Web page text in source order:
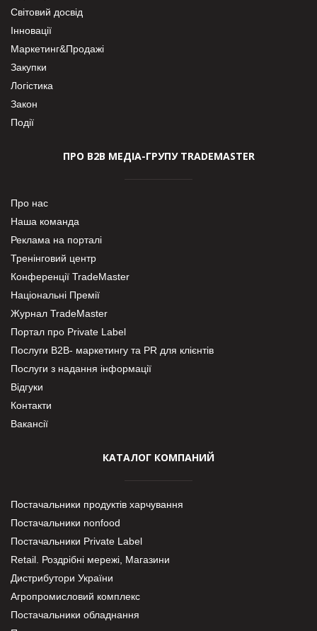
Світовий досвід
Інновації
Маркетинг&Продажі
Закупки
Логістика
Закон
Події
ПРО В2В МЕДІА-ГРУПУ TRADEMASTER
Про нас
Наша команда
Реклама на порталі
Тренінговий центр
Конференції TradeMaster
Національні Премії
Журнал TradeMaster
Портал про Private Label
Послуги В2В- маркетингу та PR для клієнтів
Послуги з надання інформації
Відгуки
Контакти
Вакансії
КАТАЛОГ КОМПАНИЙ
Постачальники продуктів харчування
Постачальники nonfood
Постачальники Private Label
Retail. Роздрібні мережі, Магазини
Дистрибутори України
Агропромисловий комплекс
Постачальники обладнання